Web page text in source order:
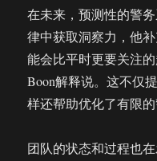
在未来，预测性的警
律中获取洞察力，他
能会比平时更要关注
Boon解释说。这不仅
样还帮助优化了有限的
团队的状态和过程也